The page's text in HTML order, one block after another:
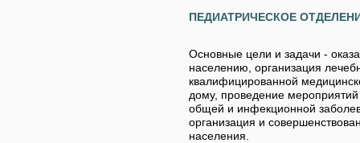
ПЕДИАТРИЧЕСКОЕ
Основные цели и задачи -
населению, организация
квалифицированной
дому, проведение
общей и инфекционной
организация и
населения.